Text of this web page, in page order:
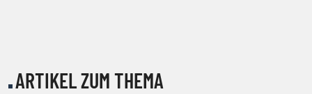
ARTIKEL ZUM THEMA